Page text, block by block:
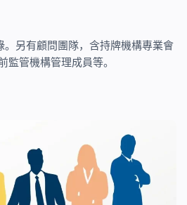
另有顧問團隊，含持牌機構專業會
監管機構管理成員等。